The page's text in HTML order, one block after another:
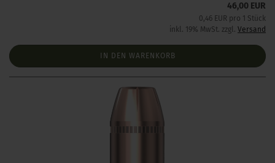
46,00 EUR
0,46 EUR pro 1 Stück
inkl. 19% MwSt. zzgl. Versand
IN DEN WARENKORB